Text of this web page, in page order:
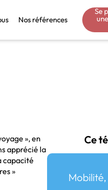
Nos références
Se
», en
apprécié la
capacité
»
Ce